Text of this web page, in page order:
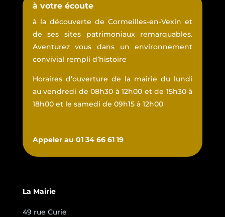
à votre écoute
à la découverte de Cormeilles-en-Vexin et
de ses sites patrimoniaux remarquables.
Aventurez vous dans un environnement
convivial rempli d’histoire
Horaires d’ouverture de la mairie du lundi
au vendredi de 08h30 à 12h00 et de 15h30 à
18h00 et le samedi de 09h15 à 12h00
Appeler au 01 34 66 61 19
La Mairie
49 rue Curie